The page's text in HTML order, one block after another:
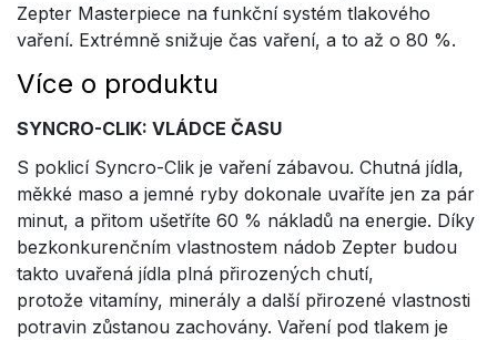
Zepter Masterpiece na funkční systém tlakového
vaření. Extrémně snižuje čas vaření, a to až o 80 %.
Více o produktu
SYNCRO-CLIK: VLÁDCE ČASU
S poklicí Syncro-Clik je vaření zábavou. Chutná jídla,
měkké maso a jemné ryby dokonale uvaříte jen za pár
minut, a přitom ušetříte 60 % nákladů na energie. Díky
bezkonkurenčním vlastnostem nádob Zepter budou
takto uvařená jídla plná přirozených chutí,
protože vitamíny, minerály a další přirozené vlastnosti
potravin zůstanou zachovány. Vaření pod tlakem je